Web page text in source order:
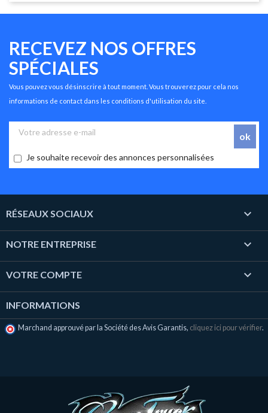
RECEVEZ NOS OFFRES
SPÉCIALES
Vous pouvez vous désinscrire à tout moment. Vous trouverez pour cela nos
informations de contact dans les conditions d'utilisation du site.
Je souhaite recevoir des annonces personnalisées
RÉSEAUX SOCIAUX 
NOTRE ENTREPRISE 
VOTRE COMPTE 
INFORMATIONS
Marchand approuvé par la Société des Avis Garantis, cliquez ici pour vérifier.